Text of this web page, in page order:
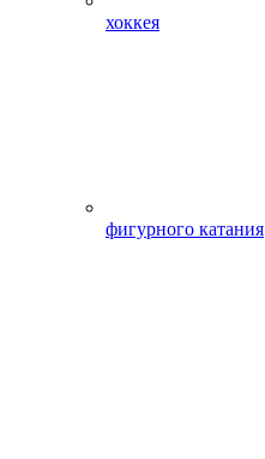
хоккея
фигурного катания